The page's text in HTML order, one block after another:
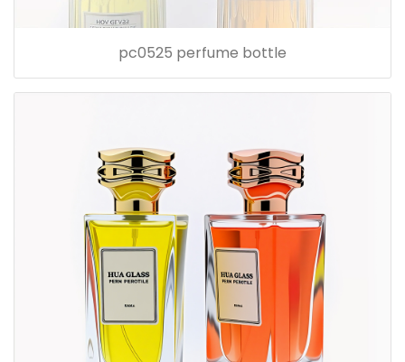
pc0525 perfume bottle